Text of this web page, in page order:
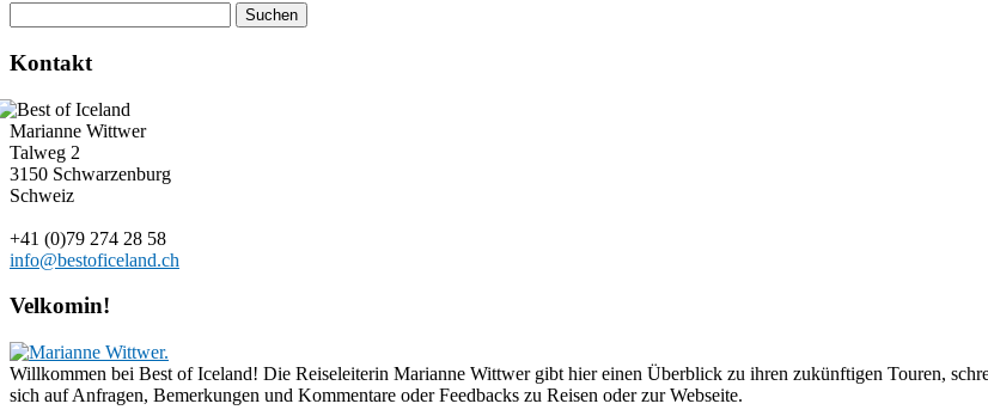
Kontakt
Marianne Wittwer
Talweg 2
3150 Schwarzenburg
Schweiz
+41 (0)79 274 28 58
info@bestoficeland.ch
Velkomin!
Willkommen bei Best of Iceland! Die Reiseleiterin Marianne Wittwer gibt hier einen Überblick zu ihren zukünftigen Touren,
sich auf Anfragen, Bemerkungen und Kommentare oder Feedbacks zu Reisen oder zur Webseite.